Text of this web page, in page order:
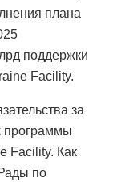
плана
за
программы
Facility. Как
по